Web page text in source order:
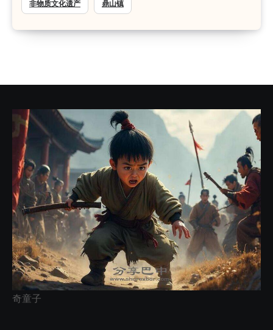
非物质文化遗产 鼎山镇
奇童子